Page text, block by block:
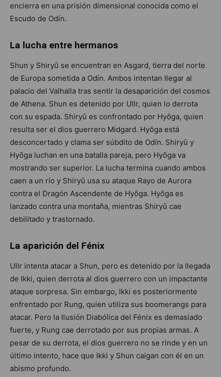
encierra en una prisión dimensional conocida como el
Escudo de Odín.
La lucha entre hermanos
Shun y Shiryū se encuentran en Asgard, tierra del norte
de Europa sometida a Odín. Ambos intentan llegar al
palacio del Valhalla tras sentir la desaparición del cosmos
de Athena. Shun es detenido por Ullr, quien lo derrota
con su espada. Shiryū es confrontado por Hyōga, quien
resulta ser el dios guerrero Midgard. Hyōga está
desconcertado y clama ser súbdito de Odín. Shiryū y
Hyōga luchan en una batalla pareja, pero Hyōga va
mostrando ser superior. La lucha termina cuando ambos
caen a un río y Shiryū usa su ataque Rayo de Aurora
contra el Dragón Ascendente de Hyōga. Hyōga es
lanzado contra una montaña, mientras Shiryū cae
debilitado y trastornado.
La aparición del Fénix
Ullr intenta atacar a Shun, pero es detenido por la llegada
de Ikki, quien derrota al dios guerrero con un impactante
ataque sorpresa. Sin embargo, Ikki es posteriormente
enfrentado por Rung, quien utiliza sus boomerangs para
atacar. Pero la Ilusión Diabólica del Fénix es demasiado
fuerte, y Rung cae derrotado por sus propias armas. A
pesar de su derrota, el dios guerrero no se rinde y en un
último intento, hace que Ikki y Shun caigan con él en un
abismo profundo.